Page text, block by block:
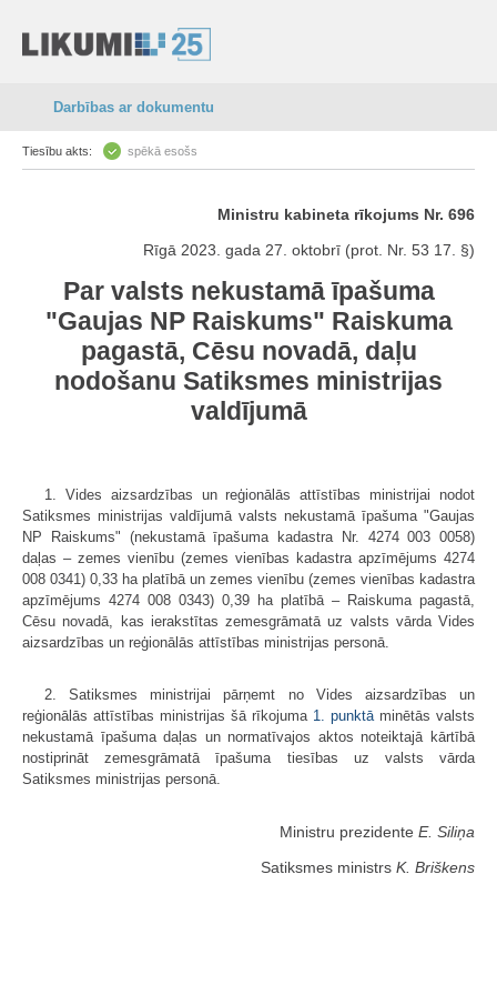
Darbības ar dokumentu
Tiesību akts: spēkā esošs
Ministru kabineta rīkojums Nr. 696
Rīgā 2023. gada 27. oktobrī (prot. Nr. 53 17. §)
Par valsts nekustamā īpašuma
"Gaujas NP Raiskums" Raiskuma
pagastā, Cēsu novadā, daļu
nodošanu Satiksmes ministrijas
valdījumā
1. Vides aizsardzības un reģionālās attīstības ministrijai nodot
Satiksmes ministrijas valdījumā valsts nekustamā īpašuma "Gaujas
NP Raiskums" (nekustamā īpašuma kadastra Nr. 4274 003 0058)
daļas – zemes vienību (zemes vienības kadastra apzīmējums 4274
008 0341) 0,33 ha platībā un zemes vienību (zemes vienības kadastra
apzīmējums 4274 008 0343) 0,39 ha platībā – Raiskuma pagastā,
Cēsu novadā, kas ierakstītas zemesgrāmatā uz valsts vārda Vides
aizsardzības un reģionālās attīstības ministrijas personā.
2. Satiksmes ministrijai pārņemt no Vides aizsardzības un
reģionālās attīstības ministrijas šā rīkojuma 1. punktā minētās valsts
nekustamā īpašuma daļas un normatīvajos aktos noteiktajā kārtībā
nostiprināt zemesgrāmatā īpašuma tiesības uz valsts vārda
Satiksmes ministrijas personā.
Ministru prezidente E. Siliņa
Satiksmes ministrs K. Briškens